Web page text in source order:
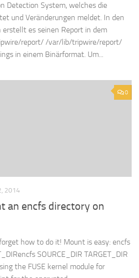
Detection System, welches die
und Veränderungen meldet. In den
es seinen Report in dem
report/ /var/lib/tripwire/report/
in einem Binärformat. Um...
0
2014
an encfs directory on
how to do it! Mount is easy: encfs
SOURCE_DIR TARGET_DIR
the FUSE kernel module for